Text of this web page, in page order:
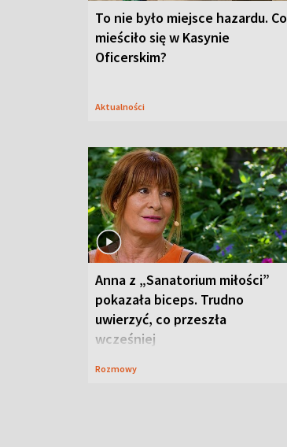
To nie było miejsce hazardu. Co
mieściło się w Kasynie
Oficerskim?
Aktualności
Anna z „Sanatorium miłości”
pokazała biceps. Trudno
uwierzyć, co przeszła
wcześniej
Rozmowy